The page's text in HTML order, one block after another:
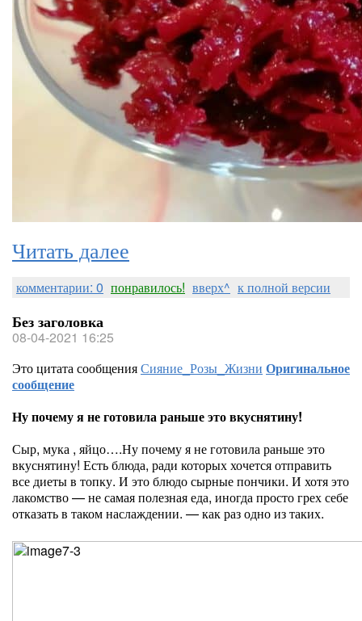
Читать далее
комментарии: 0 понравилось! вверх^ к полной версии
Без заголовка
08-04-2021 16:25
Это цитата сообщенияСияние_Розы_Жизни Оригинальное
сообщение
Ну почему я не готовила раньше это вкуснятину!
Сыр, мука , яйцо….Ну почему я не готовила раньше это
вкуснятину! Есть блюда, ради которых хочется отправить
все диеты в топку. И это блюдо сырные пончики. И хотя это
лакомство — не самая полезная еда, иногда просто грех себе
отказать в таком наслаждении. — как раз одно из таких.